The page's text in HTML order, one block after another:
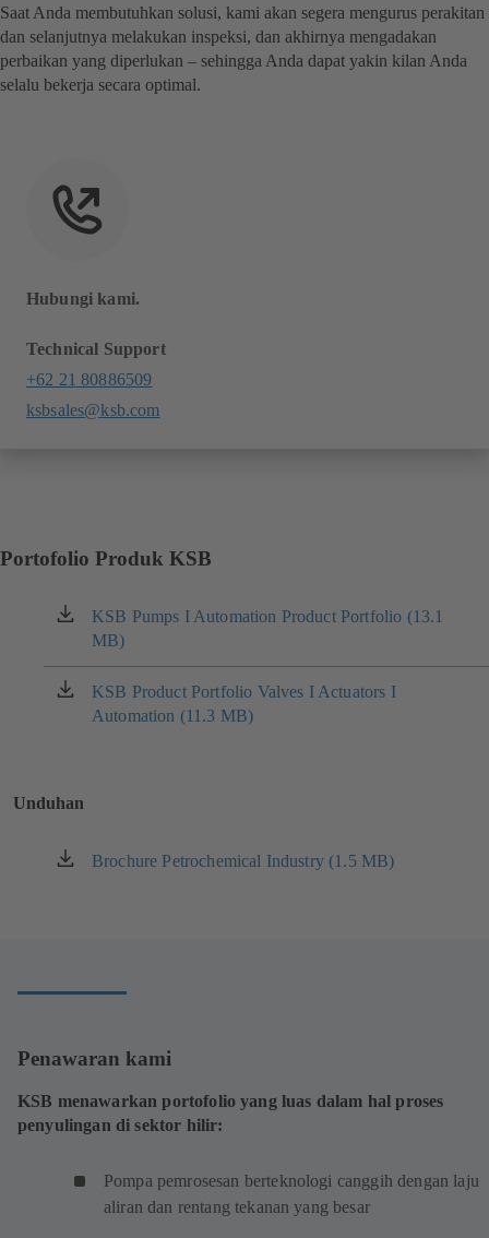
Saat Anda membutuhkan solusi, kami akan segera mengurus perakitan
dan selanjutnya melakukan inspeksi, dan akhirnya mengadakan
perbaikan yang diperlukan – sehingga Anda dapat yakin kilan Anda
selalu bekerja secara optimal.
Hubungi kami.
Technical Support
+62 21 80886509
ksbsales@ksb.com
Portofolio Produk KSB
KSB Pumps I Automation Product Portfolio (13.1
MB)
(terbuka
di
tab
baru)
KSB Product Portfolio Valves I Actuators I
Automation (11.3 MB)
(terbuka
di
Unduhan
Brochure Petrochemical Industry (1.5 MB)
(terbuka
Penawaran kami
KSB menawarkan portofolio yang luas dalam hal proses
penyulingan di sektor hilir:
Pompa pemrosesan berteknologi canggih dengan laju
aliran dan rentang tekanan yang besar